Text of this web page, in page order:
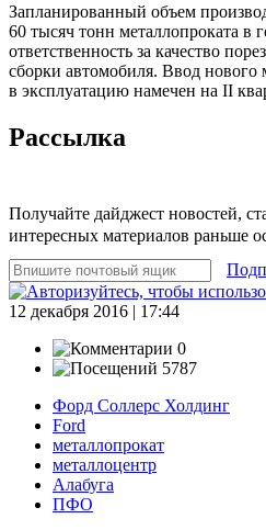
Запланированный объем
60 тысяч тонн металлопроката в
ответственность за качество
сборки автомобиля. Ввод нового
в эксплуатацию намечен на II
Рассылка
Получайте дайджест новостей,
интересных материалов раньше
12 декабря 2016 | 17:44
0
5787
Форд Соллерс Холдинг
Ford
металлопрокат
металлоцентр
Алабуга
ПФО